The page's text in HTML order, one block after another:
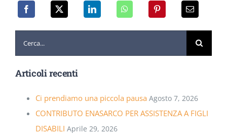
per:
Articoli recenti
Ci prendiamo una piccola pausa Agosto 7, 2026
CONTRIBUTO ENASARCO PER ASSISTENZA A FIGLI
DISABILI Aprile 29, 2026